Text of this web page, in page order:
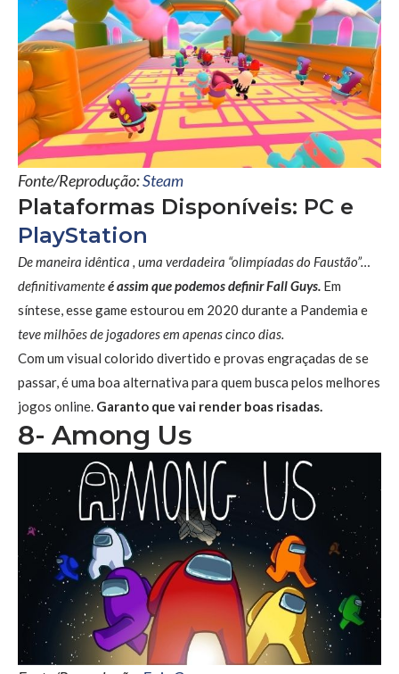
Fonte/Reprodução:Steam
Plataformas Disponíveis: PC e
PlayStation
De maneira idêntica , uma verdadeira “olimpíadas do Faustão”…
definitivamenteé assim que podemos definir Fall Guys. Em
síntese, esse game estourou em 2020 durante a Pandemia e
tevemilhões de jogadores em apenas cinco dias.
Com um visual colorido divertido e provas engraçadas de se
passar, é uma boa alternativa para quem busca pelos melhores
jogos online. Garanto que vai render boas risadas.
8- Among Us